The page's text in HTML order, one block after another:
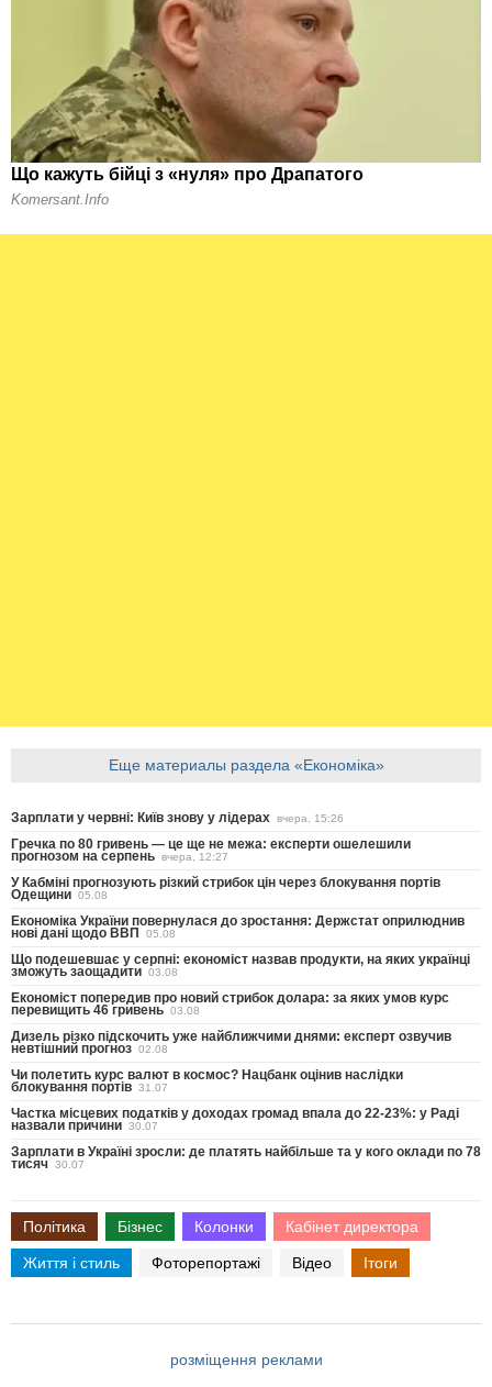
Еще материалы раздела «Економіка»
Зарплати у червні: Київ знову у лідерах вчера, 15:26
Гречка по 80 гривень — це ще не межа: експерти ошелешили
прогнозом на серпень вчера, 12:27
У Кабміні прогнозують різкий стрибок цін через блокування портів
Одещини 05.08
Економіка України повернулася до зростання: Держстат оприлюднив
нові дані щодо ВВП 05.08
Що подешевшає у серпні: економіст назвав продукти, на яких українці
зможуть заощадити 03.08
Економіст попередив про новий стрибок долара: за яких умов курс
перевищить 46 гривень 03.08
Дизель різко підскочить уже найближчими днями: експерт озвучив
невтішний прогноз 02.08
Чи полетить курс валют в космос? Нацбанк оцінив наслідки
блокування портів 31.07
Частка місцевих податків у доходах громад впала до 22-23%: у Раді
назвали причини 30.07
Зарплати в Україні зросли: де платять найбільше та у кого оклади по 78
тисяч 30.07
Політика Бізнес Колонки Кабінет директора
Життя і стиль Фоторепортажі Відео Ітоги
розміщення реклами